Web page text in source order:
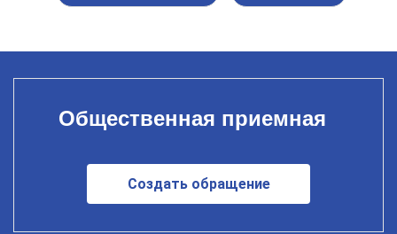
Общественная приемная
Создать обращение